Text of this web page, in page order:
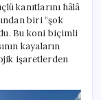
kanıtlarını hâlâ
biri “şok
Bu koni biçimli
kayaların
işaretlerden